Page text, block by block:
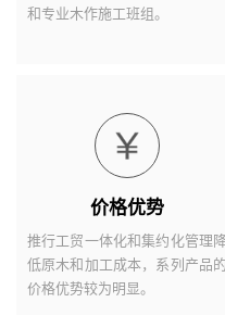
和专业木作施工班组。
价格优势
推行工贸一体化和集约化管理
低原木和加工成本，系列产品的
价格优势较为明显。